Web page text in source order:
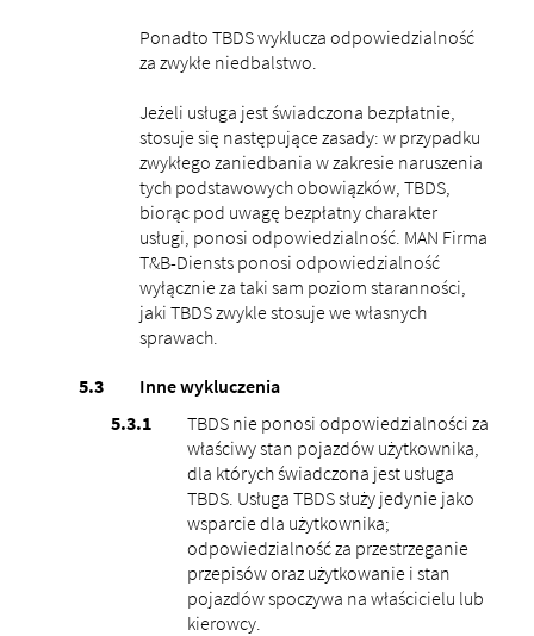
Ponadto TBDS wyklucza odpowiedzialność
za zwykłe niedbalstwo.
Jeżeli usługa jest świadczona bezpłatnie,
stosuje się następujące zasady: w przypadku
zwykłego zaniedbania w zakresie naruszenia
tych podstawowych obowiązków, TBDS,
biorąc pod uwagę bezpłatny charakter
usługi, ponosi odpowiedzialność. MAN Firma
T&B-Diensts ponosi odpowiedzialność
wyłącznie za taki sam poziom staranności,
jaki TBDS zwykle stosuje we własnych
sprawach.
Inne wykluczenia
TBDS nie ponosi odpowiedzialności za
właściwy stan pojazdów użytkownika,
dla których świadczona jest usługa
TBDS. Usługa TBDS służy jedynie jako
wsparcie dla użytkownika;
odpowiedzialność za przestrzeganie
przepisów oraz użytkowanie i stan
pojazdów spoczywa na właścicielu lub
kierowcy.